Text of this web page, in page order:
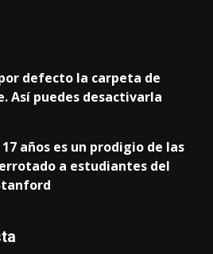
defecto la carpeta de
Así puedes desactivarla
años es un prodigio de las
a estudiantes del